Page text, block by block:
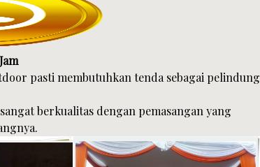
pasti membutuhkan tenda sebagai pelindung
berkualitas dengan pemasangan yang